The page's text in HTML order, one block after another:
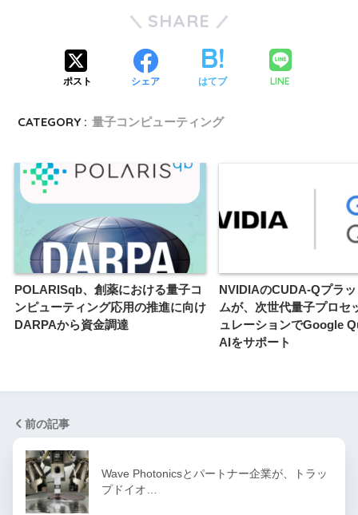
SHARE
ポスト シェア はてブ LINE
CATEGORY : 量子コンピューティング
POLARISqb、創薬における量子コ
ンピューティング応用の推進に向け
DARPAから資金調達
NVIDIAのCUDA-Qプラ
ムが、次世代量子プロセ
ュレーションでGoogle
AIをサポート
前の記事
Wave Photonicsとパートナー企業が、トラッ
プドイオ…